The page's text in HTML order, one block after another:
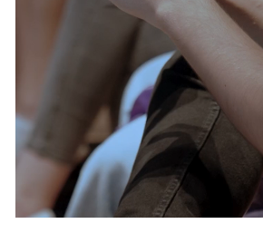
Servizi e accessibilità
Biglietti